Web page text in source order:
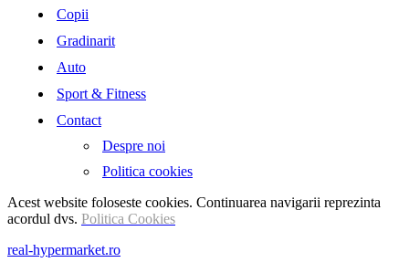
Copii
Gradinarit
Auto
Sport & Fitness
Contact
Despre noi
Politica cookies
Acest website foloseste cookies. Continuarea navigarii reprezinta
acordul dvs. Politica Cookies
real-hypermarket.ro